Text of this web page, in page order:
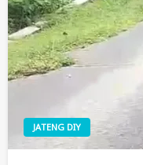
JATENG DIY